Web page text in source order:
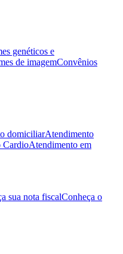
genéticos e
de imagemConvênios
domiciliarAtendimento
CardioAtendimento em
sua nota fiscalConheça o